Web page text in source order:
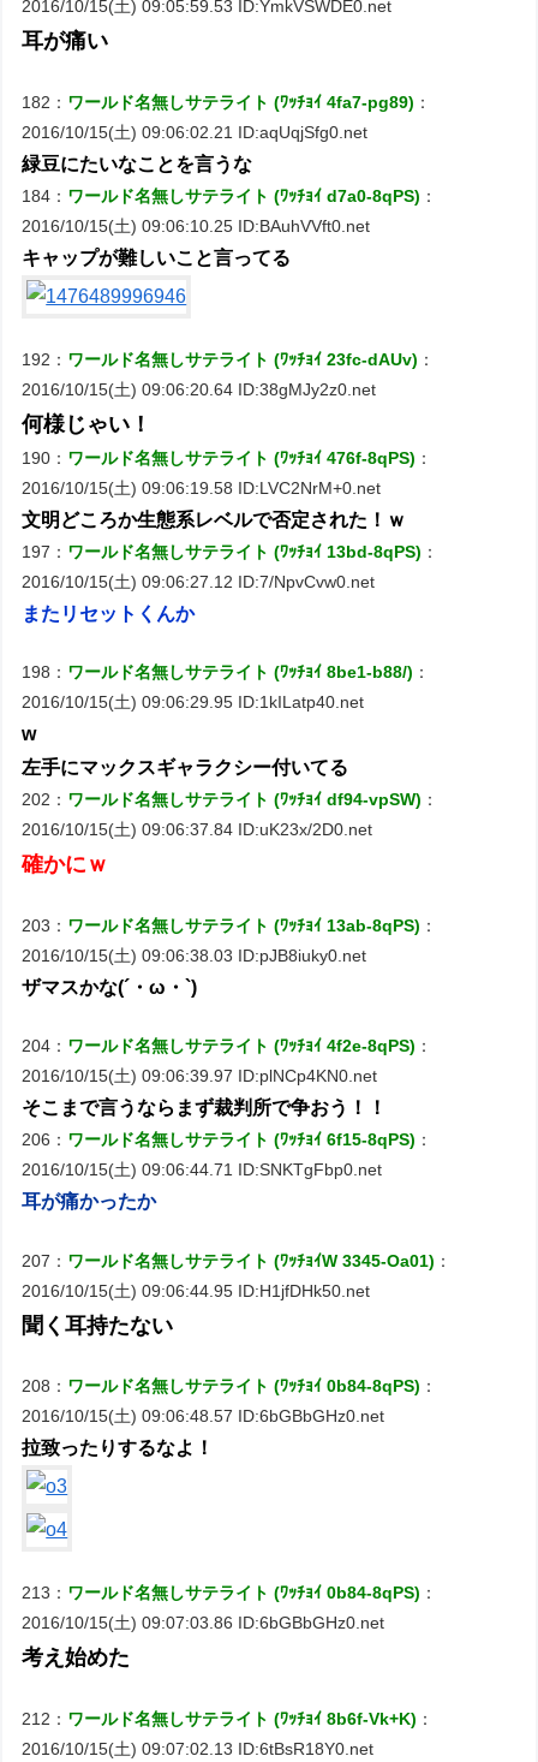
2016/10/15(土) 09:05:59.53 ID:YmkVSWDE0.net
耳が痛い
182： ワールド名無しサテライト (ﾜｯﾁｮｲ 4fa7-pg89) ：
2016/10/15(土) 09:06:02.21 ID:aqUqjSfg0.net
緑豆にたいなことを言うな
184： ワールド名無しサテライト (ﾜｯﾁｮｲ d7a0-8qPS) ：
2016/10/15(土) 09:06:10.25 ID:BAuhVVft0.net
キャップが難しいこと言ってる
192： ワールド名無しサテライト (ﾜｯﾁｮｲ 23fc-dAUv) ：
2016/10/15(土) 09:06:20.64 ID:38gMJy2z0.net
何様じゃい！
190： ワールド名無しサテライト (ﾜｯﾁｮｲ 476f-8qPS) ：
2016/10/15(土) 09:06:19.58 ID:LVC2NrM+0.net
文明どころか生態系レベルで否定された！ｗ
197： ワールド名無しサテライト (ﾜｯﾁｮｲ 13bd-8qPS) ：
2016/10/15(土) 09:06:27.12 ID:7/NpvCvw0.net
またリセットくんか
198： ワールド名無しサテライト (ﾜｯﾁｮｲ 8be1-b88/) ：
2016/10/15(土) 09:06:29.95 ID:1kILatp40.net
w
左手にマックスギャラクシー付いてる
202： ワールド名無しサテライト (ﾜｯﾁｮｲ df94-vpSW) ：
2016/10/15(土) 09:06:37.84 ID:uK23x/2D0.net
確かにｗ
203： ワールド名無しサテライト (ﾜｯﾁｮｲ 13ab-8qPS) ：
2016/10/15(土) 09:06:38.03 ID:pJB8iuky0.net
ザマスかな(´・ω・`)
204： ワールド名無しサテライト (ﾜｯﾁｮｲ 4f2e-8qPS) ：
2016/10/15(土) 09:06:39.97 ID:plNCp4KN0.net
そこまで言うならまず裁判所で争おう！！
206： ワールド名無しサテライト (ﾜｯﾁｮｲ 6f15-8qPS) ：
2016/10/15(土) 09:06:44.71 ID:SNKTgFbp0.net
耳が痛かったか
207： ワールド名無しサテライト (ﾜｯﾁｮｲW 3345-Oa01) ：
2016/10/15(土) 09:06:44.95 ID:H1jfDHk50.net
聞く耳持たない
208： ワールド名無しサテライト (ﾜｯﾁｮｲ 0b84-8qPS) ：
2016/10/15(土) 09:06:48.57 ID:6bGBbGHz0.net
拉致ったりするなよ！
213： ワールド名無しサテライト (ﾜｯﾁｮｲ 0b84-8qPS) ：
2016/10/15(土) 09:07:03.86 ID:6bGBbGHz0.net
考え始めた
212： ワールド名無しサテライト (ﾜｯﾁｮｲ 8b6f-Vk+K) ：
2016/10/15(土) 09:07:02.13 ID:6tBsR18Y0.net